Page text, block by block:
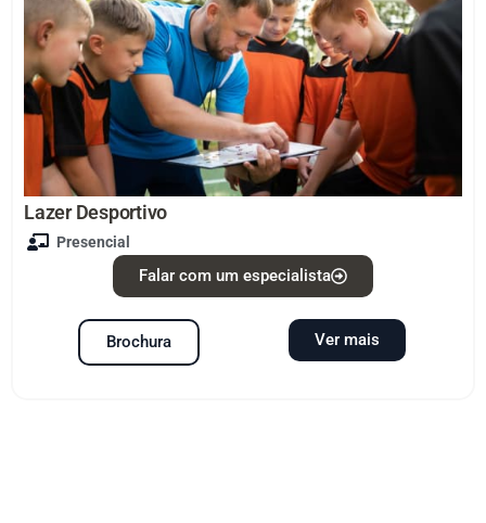
Lazer Desportivo
Presencial
Falar com um especialista
Brochura Ver mais